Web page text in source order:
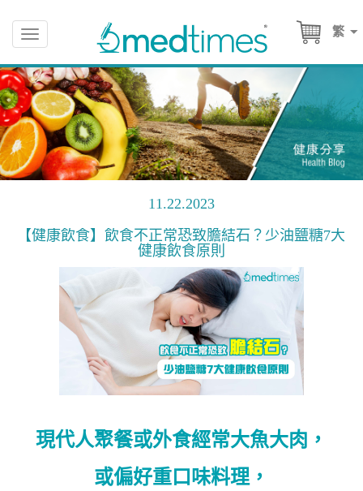
繁
Toggle
navigation
11.22.2023
【健康飲食】飲食不正常恐致膽結石？少油鹽糖7大
健康飲食原則
現代人聚餐或外食經常大魚大肉，
或偏好重口味料理，